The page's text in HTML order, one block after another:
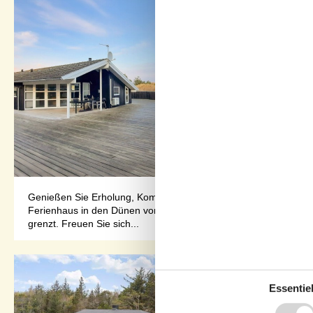
Genießen Sie Erholung, Komfort und traumhafte
Ferienhaus in den Dünen von Napstjert. Machen Sie es sich
grenzt. Freuen Sie sich...